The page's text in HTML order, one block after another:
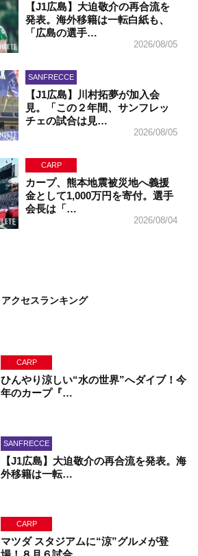
【J1広島】大迫敬介の再合流を
発表。海外移籍は一転白紙も、
「広島の選手…
2026/08/05
SANFRECCE
【J1広島】川村拓夢が加入会
見。「この２年間、サンフレッ
チェの試合は見…
2026/08/05
CARP
カープ、熊本地震被災地へ義援
金として1,000万円を寄付。選手
会長は「…
2026/08/04
アクセスランキング
CARP
ひんやり涼しい“水の世界”へダイブ！今
年のカープ『…
SANFRECCE
【J1広島】大迫敬介の再合流を発表。海
外移籍は一転…
CARP
マツダ スタジアムに“涼”グルメが登